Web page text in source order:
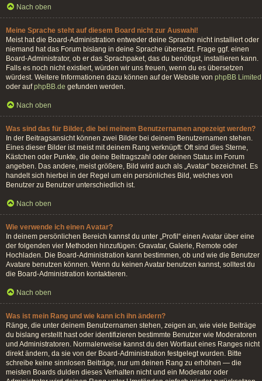
Nach oben
Meine Sprache steht auf diesem Board nicht zur Auswahl!
Meist hat die Board-Administration entweder deine Sprache nicht installiert oder
niemand hat das Forum bislang in deine Sprache übersetzt. Frage ggf. einen
Board-Administrator, ob er das Sprachpaket, das du benötigst, installieren kann.
Falls es noch nicht existiert, würden wir uns freuen, wenn du es übersetzen
würdest. Weitere Informationen dazu können auf der Website von phpBB Limited
oder aufphpBB.de gefunden werden.
Nach oben
Was sind das für Bilder, die bei meinem Benutzernamen angezeigt werden?
In der Beitragsansicht können zwei Bilder bei deinem Benutzernamen stehen.
Eines dieser Bilder ist meist mit deinem Rang verknüpft: Oft sind dies Sterne,
Kästchen oder Punkte, die deine Beitragszahl oder deinen Status im Forum
angeben. Das andere, meist größere, Bild wird auch als „Avatar“ bezeichnet. Es
handelt sich hierbei in der Regel um ein persönliches Bild, welches von
Benutzer zu Benutzer unterschiedlich ist.
Nach oben
Wie verwende ich einen Avatar?
In deinem persönlichen Bereich kannst du unter „Profil“ einen Avatar über eine
der folgenden vier Methoden hinzufügen: Gravatar, Galerie, Remote oder
Hochladen. Die Board-Administration kann bestimmen, ob und wie die Benutzer
Avatare benutzen können. Wenn du keinen Avatar benutzen kannst, solltest du
die Board-Administration kontaktieren.
Nach oben
Was ist mein Rang und wie kann ich ihn ändern?
Ränge, die unter deinem Benutzernamen stehen, zeigen an, wie viele Beiträge
du bislang erstellt hast oder identifizieren bestimmte Benutzer wie Moderatoren
und Administratoren. Normalerweise kannst du den Wortlaut eines Ranges nicht
direkt ändern, da sie von der Board-Administration festgelegt wurden. Bitte
schreibe keine sinnlosen Beiträge, nur um deinen Rang zu erhöhen — die
meisten Boards dulden dieses Verhalten nicht und ein Moderator oder